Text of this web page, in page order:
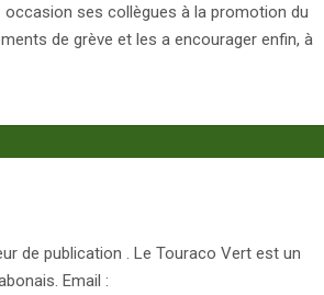
occasion ses collègues à la promotion du
de grève et les a encourager enfin, à
de publication . Le Touraco Vert est un
Email :